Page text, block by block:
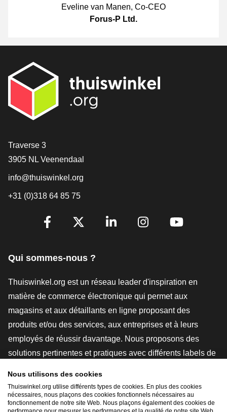
Eveline van Manen, Co-CEO
Forus-P Ltd.
[_General:Contact]
Traverse 3
3905 NL Veenendaal
info@thuiswinkel.org
+31 (0)318 64 85 75
[_General:SocialMediaTitle]
Qui sommes-nous ?
Thuiswinkel.org est un réseau leader d'inspiration en
matière de commerce électronique qui permet aux
magasins et aux détaillants en ligne proposant des
produits et/ou des services, aux entreprises et à leurs
employés de réussir davantage. Nous proposons des
solutions pertinentes et pratiques avec différents labels de
études de marché, et nous disposons de notre propre
plateforme d'enseignement, la Thuiswinkel e-Academy.
Nous utilisons des cookies
Thuiswinkel.org utilise différents types de cookies. En plus des cookies
nécessaires, nous plaçons des cookies fonctionnels nécessaires au
fonctionnement de notre site Web. Nous plaçons également des cookies de